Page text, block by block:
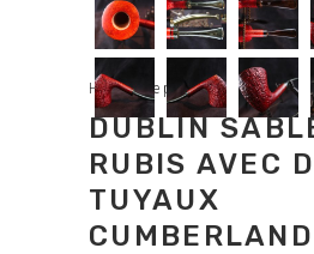
Handmade pipes
DUBLIN
RUBIS AVEC
TUYAUX
CUMBERLAND